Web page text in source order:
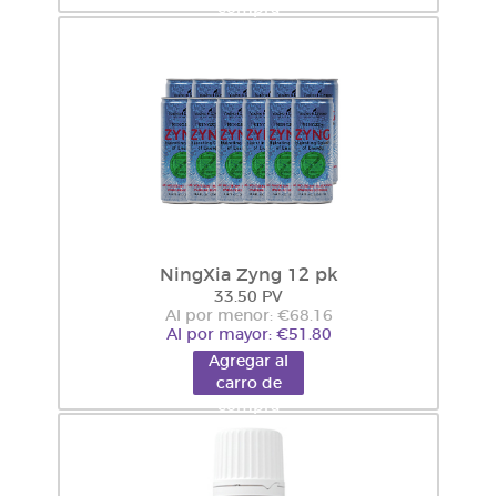
compra
NingXia Zyng 12 pk
33.50 PV
Al por menor: €68.16
Al por mayor: €51.80
Agregar al
carro de
compra